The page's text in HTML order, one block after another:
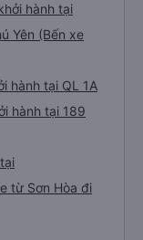
hành tại
Yên (Bến xe
hành tại QL 1A
hành tại 189
từ Sơn Hòa đi